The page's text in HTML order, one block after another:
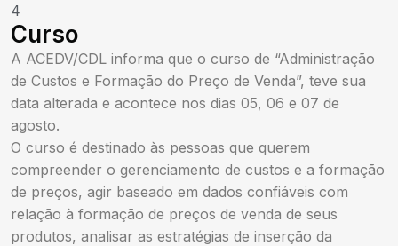
4
Curso
A ACEDV/CDL informa que o curso de “Administração
de Custos e Formação do Preço de Venda”, teve sua
data alterada e acontece nos dias 05, 06 e 07 de
agosto.
O curso é destinado às pessoas que querem
compreender o gerenciamento de custos e a formação
de preços, agir baseado em dados confiáveis com
relação à formação de preços de venda de seus
produtos, analisar as estratégias de inserção da